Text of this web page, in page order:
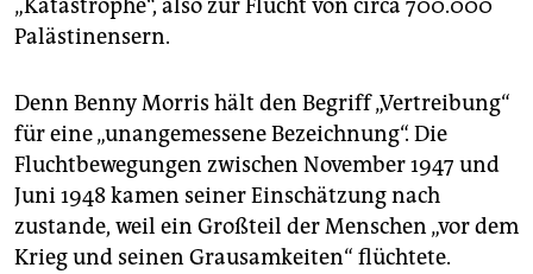
„Katastrophe“, also zur Flucht von circa 700.000
Palästinensern.
Denn Benny Morris hält den Begriff „Vertreibung“
für eine „unangemessene Bezeichnung“. Die
Fluchtbewegungen zwischen November 1947 und
Juni 1948 kamen seiner Einschätzung nach
zustande, weil ein Großteil der Menschen „vor dem
Krieg und seinen Grausamkeiten“ flüchtete.